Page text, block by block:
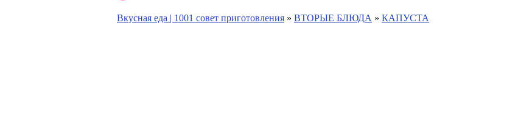
Вкусная еда | 1001 совет приготовления » ВТОРЫЕ БЛЮДА » КАПУСТА